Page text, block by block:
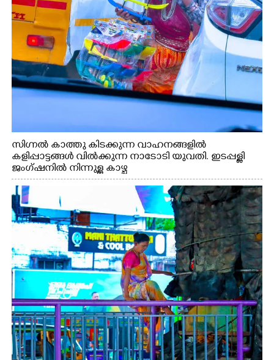
സിഗ്നൽ കാത്തു കിടക്കുന്ന വാഹനങ്ങളിൽ
കളിപ്പാട്ടങ്ങൾ വിൽക്കുന്ന നാടോടി യുവതി. ഇടപ്പള്ളി
ജംഗ്ഷനിൽ നിന്നുള്ള കാഴ്ച